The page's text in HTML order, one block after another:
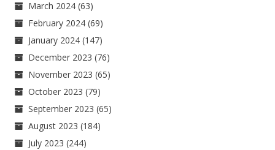
March 2024 (63)
February 2024 (69)
January 2024 (147)
December 2023 (76)
November 2023 (65)
October 2023 (79)
September 2023 (65)
August 2023 (184)
July 2023 (244)